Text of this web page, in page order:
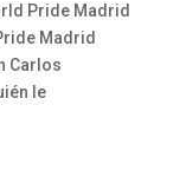
Pride Madrid
Madrid
Carlos
le